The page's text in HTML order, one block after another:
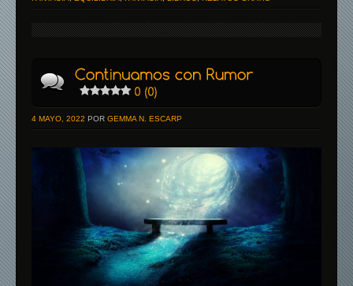
4 MAYO, 2022 POR GEMMA N. ESCARP